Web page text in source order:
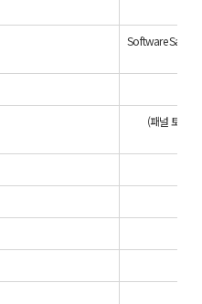
Software Safety
(패널 토의)